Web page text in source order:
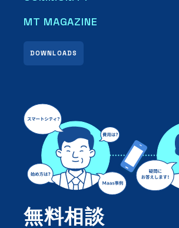
DOWNLOADS
MT MAGAZINE
無料相談